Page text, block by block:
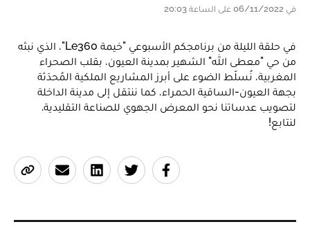
في 06/11/2022 على الساعة 20:03
في حلقة الليلة من برنامجكم الأسبوعي "خيمة Le360"، الذي نبثه
من حي "معطى الله" الشهير بمدينة العيون، بقلب الصحراء
المغربية، نُسلّط الضوء على أبرز المشاريع الملكية المُحدَثة
بجهة العيون-الساقية الحمراء، كما ننتقل إلى مدينة الداخلة
لتصويب عدساتنا نحو المعرض الجهوي للصناعة التقليدية.
لنتابع!